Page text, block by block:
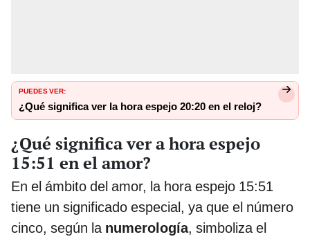
PUEDES VER:
¿Qué significa ver la hora espejo 20:20 en el reloj?
¿Qué significa ver a hora espejo
15:51 en el amor?
En el ámbito del amor, la hora espejo 15:51
tiene un significado especial, ya que el número
cinco, según la numerología, simboliza el